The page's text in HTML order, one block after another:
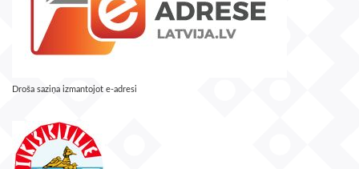
Droša saziņa izmantojot e-adresi